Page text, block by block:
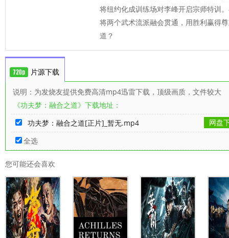
将纽约化成训练场对李峰开启宗师特训
将两个武术流派融会贯通，用胜利赢得
道？
片源下载
说明：为发烧友提供免费高清mp4迅雷下载，顶级画质，文件较大
《功夫梦：融合之道》下载地址：
功夫梦：融合之道[正片]_暂无.mp4
网盘
全选
您可能还会喜欢